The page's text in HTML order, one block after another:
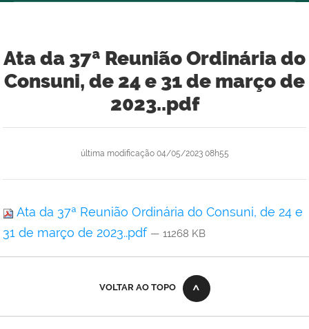
Ata da 37ª Reunião Ordinária do
Consuni, de 24 e 31 de março de
2023..pdf
última modificação04/05/2023 08h55
Ata da 37ª Reunião Ordinária do Consuni, de 24 e
31 de março de 2023..pdf — 11268 KB
VOLTAR AO TOPO